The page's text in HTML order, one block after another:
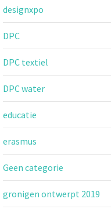
designxpo
DPC
DPC textiel
DPC water
educatie
erasmus
Geen categorie
gronigen ontwerpt 2019